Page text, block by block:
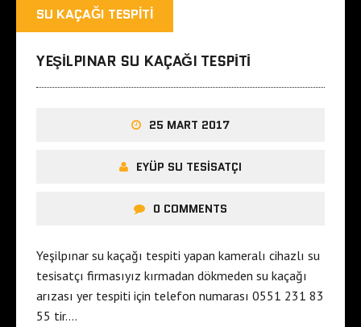
SU KAÇAĞI TESPITI
YEŞILPINAR SU KAÇAĞI TESPITI
25 MART 2017
EYÜP SU TESISATÇI
0 COMMENTS
Yeşilpınar su kaçağı tespiti yapan kameralı cihazlı su
tesisatçı firmasıyız kırmadan dökmeden su kaçağı
arızası yer tespiti için telefon numarası 0551 231 83
55 tir….